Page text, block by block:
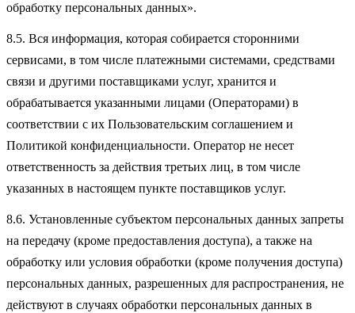
обработку персональных данных».
8.5. Вся информация, которая собирается сторонними
сервисами, в том числе платежными системами, средствами
связи и другими поставщиками услуг, хранится и
обрабатывается указанными лицами (Операторами) в
соответствии с их Пользовательским соглашением и
Политикой конфиденциальности. Оператор не несет
ответственность за действия третьих лиц, в том числе
указанных в настоящем пункте поставщиков услуг.
8.6. Установленные субъектом персональных данных запреты
на передачу (кроме предоставления доступа), а также на
обработку или условия обработки (кроме получения доступа)
персональных данных, разрешенных для распространения, не
действуют в случаях обработки персональных данных в